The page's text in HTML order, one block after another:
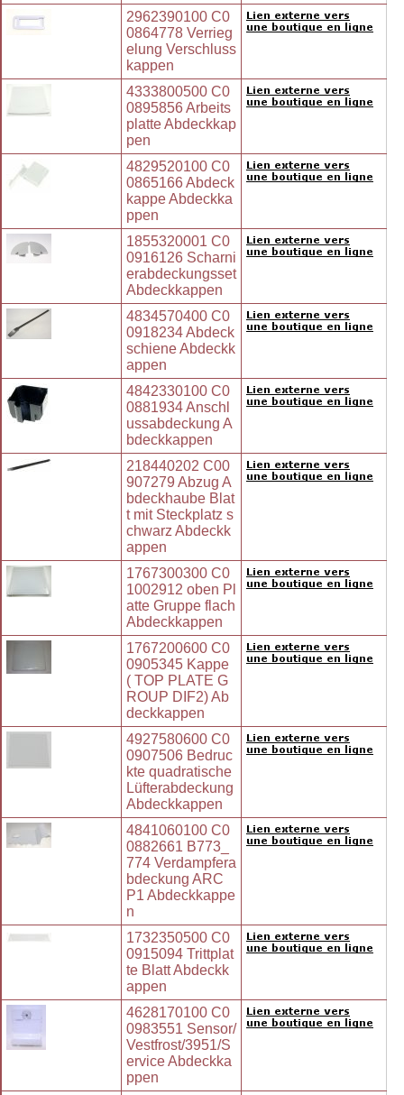
2962390100 C0
0864778 Verrieg
elung Verschluss
kappen
4333800500 C0
0895856 Arbeits
platte Abdeckkap
pen
4829520100 C0
0865166 Abdeck
kappe Abdeckka
ppen
1855320001 C0
0916126 Scharni
erabdeckungsset
Abdeckkappen
4834570400 C0
0918234 Abdeck
schiene Abdeckk
appen
4842330100 C0
0881934 Anschl
ussabdeckung A
bdeckkappen
218440202 C00
907279 Abzug A
bdeckhaube Blat
t mit Steckplatz s
chwarz Abdeckk
appen
1767300300 C0
1002912 oben Pl
atte Gruppe flach
Abdeckkappen
1767200600 C0
0905345 Kappe
( TOP PLATE G
ROUP DIF2) Ab
deckkappen
4927580600 C0
0907506 Bedruc
kte quadratische
Lüfterabdeckung
Abdeckkappen
4841060100 C0
0882661 B773_
774 Verdampfera
bdeckung ARC
P1 Abdeckkappe
n
1732350500 C0
0915094 Trittplat
te Blatt Abdeckk
appen
4628170100 C0
0983551 Sensor/
Vestfrost/3951/S
ervice Abdeckka
ppen